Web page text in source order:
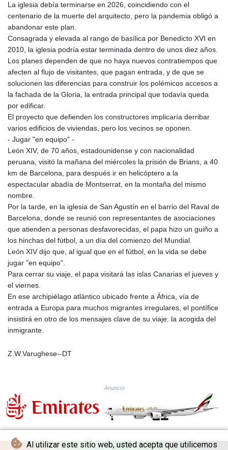
Al utilizar este sitio web, usted acepta que utilicemos
MNT 4159.0218
MOP 9.314584
MUR 54.419742
MVR 17.862733
MWK 1998.775164
MXN 19.811945
MYR 4.728715
MZN 73.882892
NGN 1577.963717
NIO 42.419473
NPR 175.501819
NZD 1.961547
OMR 0.442445
PAB 1.152686
PGK 5.093937
PHP 70.183258
PKR 320.014324
PLN 4.299905
PYG 6853.914834
RON 5.244583
RUB 94.679224
RWF 1694.978938
SAR 4.345489
SLE 28.445176
SRD 43.778814
STD 23929.673396
STN 24.499696
SVC 10.085875
La iglesia debía terminarse en 2026, coincidiendo con el
centenario de la muerte del arquitecto, pero la pandemia obligó a
abandonar este plan.
Consagrada y elevada al rango de basílica por Benedicto XVI en
2010, la iglesia podría estar terminada dentro de unos diez años.
Los planes dependen de que no haya nuevos contratiempos que
afecten al flujo de visitantes, que pagan entrada, y de que se
solucionen las diferencias para construir los polémicos accesos a
la fachada de la Gloria, la entrada principal que todavía queda
por edificar.
El proyecto que defienden los constructores implicaría derribar
varios edificios de viviendas, pero los vecinos se oponen.
- Jugar "en equipo" -
León XIV, de 70 años, estadounidense y con nacionalidad
peruana, visitó la mañana del miércoles la prisión de Brians, a 40
km de Barcelona, para después ir en helicóptero a la
espectacular abadía de Montserrat, en la montaña del mismo
nombre.
Por la tarde, en la iglesia de San Agustín en el barrio del Raval de
Barcelona, donde se reunió con representantes de asociaciones
que atienden a personas desfavorecidas, el papa hizo un guiño a
los hinchas del fútbol, a un día del comienzo del Mundial.
León XIV dijo que, al igual que en el fútbol, en la vida se debe
jugar "en equipo".
Para cerrar su viaje, el papa visitará las islas Canarias el jueves y
el viernes.
En ese archipiélago atlántico ubicado frente a África, vía de
entrada a Europa para muchos migrantes irregulares, el pontífice
insistirá en otro de los mensajes clave de su viaje: la acogida del
inmigrante.
Z.W.Varughese--DT
Anuncio